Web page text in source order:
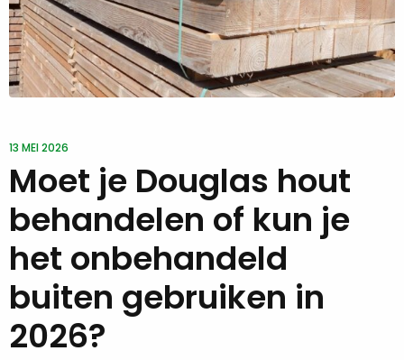
13 MEI 2026
Moet je Douglas hout
behandelen of kun je
het onbehandeld
buiten gebruiken in
2026?